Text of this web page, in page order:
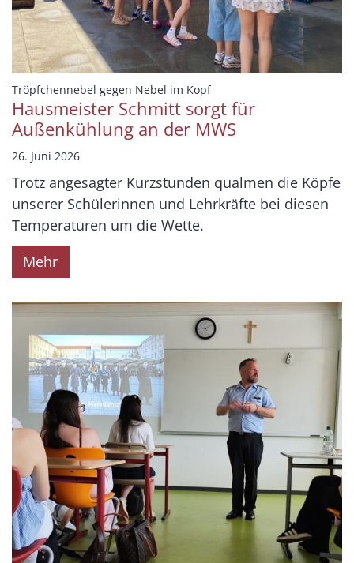
Tröpfchennebel gegen Nebel im Kopf:
Hausmeister Schmitt sorgt für
Außenkühlung an der MWS
26. Juni 2026
Trotz angesagter Kurzstunden qualmen die Köpfe
unserer Schülerinnen und Lehrkräfte bei diesen
Temperaturen um die Wette.
Mehr